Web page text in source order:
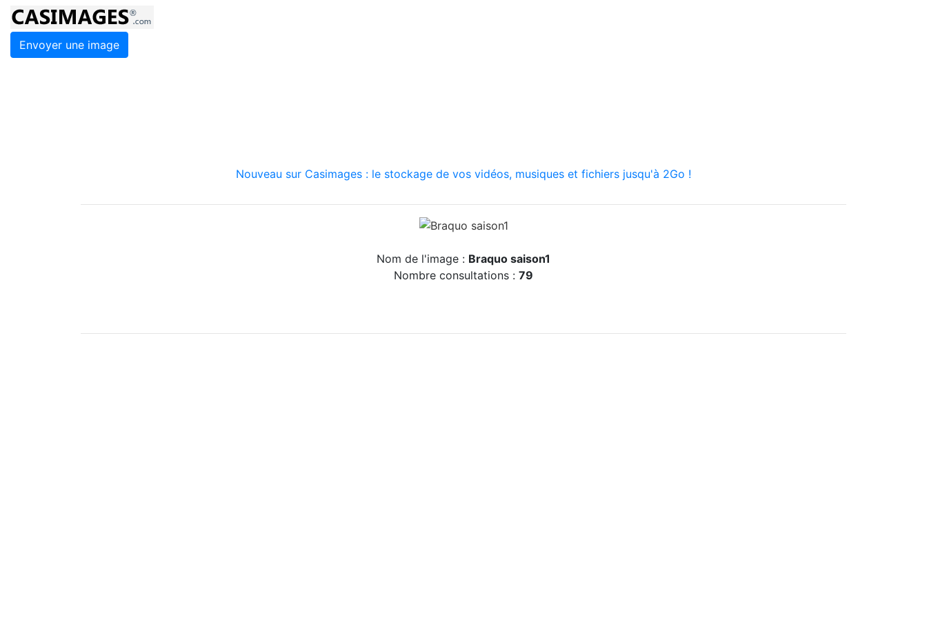
Envoyer une image
Nouveau sur Casimages : le stockage de vos vidéos, musiques et fichiers jusqu'à 2Go !
Nom de l'image : Braquo saison1
Nombre consultations : 79